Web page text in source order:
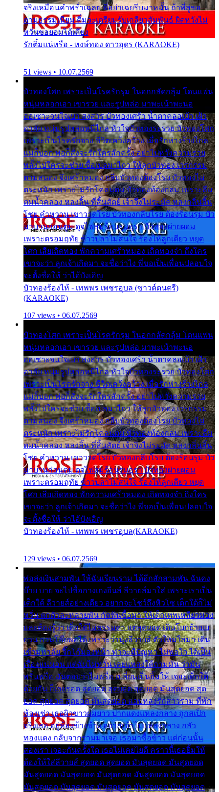
จริงเหมือนคำพร่ำเฉลย พี่อย่าเฉยรีบมาหมั้น ถ้าพี่สู่ขอ
ตามธรรมเนียม ติ๋มจะเตรียมรับเกลียวสัมพันธ์ ผิดหวังไม่
หวั่นขอยอมได้เคียง
รักติ๋มแน่หรือ - หงษ์ทอง ดาวอุดร (KARAOKE)
51 views • 10.07.2569
บัวทองโศก เพราะเป็นโรครักรุม ในอกกลัดกลุ้ม โดนแฟน
หนุ่มหลอกเอา เขารวย และรูปหล่อ มาพะเน้าพะนอ
ออเซาะจนใจเบา สงสาร บัวทองเศร้า น้ำตาคลอเบ้า เฝ้า
อาลัย หนุ่มรูปหล่อหนีไกล หัวใจบัวทองระรวย บัวทองโศก
เพราะเป็นโรครักจาง ชีวิตเคว้งคว้าง เมื่อรักห่างร้างไกล
แม่ก็บอก พ่อก็สั่งจะรักใครสักครั้ง อย่าไปหวังความรวย
พลั้งไปใครจะช่วย ซื้อเปลมาไกว ให้ลูกบัวทอง เวรกรรม
ตามสนอง จึงเศร้าหมอง กลีบบัวทองต้องโรย บัวทองไม่
ตระหนัก เพราะไม่รักโคลนตม บัวทองท้องกลม เพราะลืม
ตมน้ำคลอง หลงลิ้น ที่สิ้นสัตย์ เจ้าจึงไม่ระมัด หลงกลิ่นลิ้น
โชย คำหวาน เขาวาดโรย บัวทองกลีบโรย ต้องร้อนรุม บัว
มาบานก่อนตูม ดุจไฟสุมร้อนรุมอุรา บัวทองผ่ายผอม
เพราะตรอมฤทัย ข้าวปลาไม่สนใจ ร้องไห้ลูกเดียว หยุด
โศก เสียเถิดทอง พักความเศร้าหมอง เถิดทองจ๋า ถึงใคร
เขาจะว่า ลูกเจ้าเกิดมา จะชื่อว่าไง พี่ขอเป็นเพื่อนปลอบใจ
จะตั้งชื่อให้ ว่าไอ้บังเอิญ
บัวทองร้องไห้ - เทพพร เพชรอุบล (ซาวด์ดนตรี)
(KARAOKE)
107 views • 06.07.2569
บัวทองโศก เพราะเป็นโรครักรุม ในอกกลัดกลุ้ม โดนแฟน
หนุ่มหลอกเอา เขารวย และรูปหล่อ มาพะเน้าพะนอ
ออเซาะจนใจเบา สงสาร บัวทองเศร้า น้ำตาคลอเบ้า เฝ้า
อาลัย หนุ่มรูปหล่อหนีไกล หัวใจบัวทองระรวย บัวทองโศก
เพราะเป็นโรครักจาง ชีวิตเคว้งคว้าง เมื่อรักห่างร้างไกล
แม่ก็บอก พ่อก็สั่งจะรักใครสักครั้ง อย่าไปหวังความรวย
พลั้งไปใครจะช่วย ซื้อเปลมาไกว ให้ลูกบัวทอง เวรกรรม
ตามสนอง จึงเศร้าหมอง กลีบบัวทองต้องโรย บัวทองไม่
ตระหนัก เพราะไม่รักโคลนตม บัวทองท้องกลม เพราะลืม
ตมน้ำคลอง หลงลิ้น ที่สิ้นสัตย์ เจ้าจึงไม่ระมัด หลงกลิ่นลิ้น
โชย คำหวาน เขาวาดโรย บัวทองกลีบโรย ต้องร้อนรุม บัว
มาบานก่อนตูม ดุจไฟสุมร้อนรุมอุรา บัวทองผ่ายผอม
เพราะตรอมฤทัย ข้าวปลาไม่สนใจ ร้องไห้ลูกเดียว หยุด
โศก เสียเถิดทอง พักความเศร้าหมอง เถิดทองจ๋า ถึงใคร
เขาจะว่า ลูกเจ้าเกิดมา จะชื่อว่าไง พี่ขอเป็นเพื่อนปลอบใจ
จะตั้งชื่อให้ ว่าไอ้บังเอิญ
บัวทองร้องไห้ - เทพพร เพชรอุบล(KARAOKE)
129 views • 06.07.2569
พ่อส่งเงินสามพัน ให้ฉันเรียนราม ได้อีกสักสามพัน ฉันคง
บ๊าย บาย จะไปซื้อกางเกงยีนส์ ลีวายส์มาใส่ เพราะเราเป็น
เด็กใต้ ลีวายส์อย่างเดียว อยากจะโชว์ถึงหิวโซ เด็กใต้ก็ไม่
หวั่น ตกตัวละหลายพัน กัดฟันซื้อมา ให้เด็กเทพเหลียวมอง
และต้องรู้ว่า เด็กใต้ไม่ธรรมดา แต่สุดยอด เดินโยกย้ายเย
ยวน กวนโอ๊ยพอได้ เพราะว่านุ่งลีวายส์ ตัวใหม่ใส่มา เดิน
เข้ามหาลัย จิ๊กโก๊มองหน้า ท่าจะมีปัญหา ไม่พอใจ ได้เป็น
เรื่องแน่นอน แต่ฉันไม่หวั่น เลยแหลงใต้ถามมัน ว่ามัน
พรั่นพรือ มันตอบว่าไม่พรื่อ เปลี่ยนเป็นยิ้มให้ เจอะเด็กใต้
ด้วยกัน ก็เลยรอด สุดยอด สุดยอด สุดยอด มันสุดยอด สุด
ยอด สุดยอด สุดยอด มันสุดยอด แอบหลงรักสาวราม ที่พัก
ห้องเช่า เธอผิวขาวผมยาว ปากแดงแหลงกลาง ถูกสเป็ก
จริงเธอ อยู่ห้องข้างข้าง อยากเข้าไปแหลงกลาง กลัว
ทองแดง กลับจากรามมาเจอ เธอมาซื้อข้าว แต่ก่อนนั้น
สองเรา เจอะกันครั้งใด เธอไม่เคยไยดี คราวนี้เธอยิ้มให้
ต้องให้ใส่ลีวายส์ สุดยอด สุดยอด มันสุดยอด มันสุดยอด
มันสุดยอด มันสุดยอด มันสุดยอด มันสุดยอด มันสุดยอด
มันสุดยอด มันสุดยอด มันสุดยอด มันสุดยอด มันสุดยอด